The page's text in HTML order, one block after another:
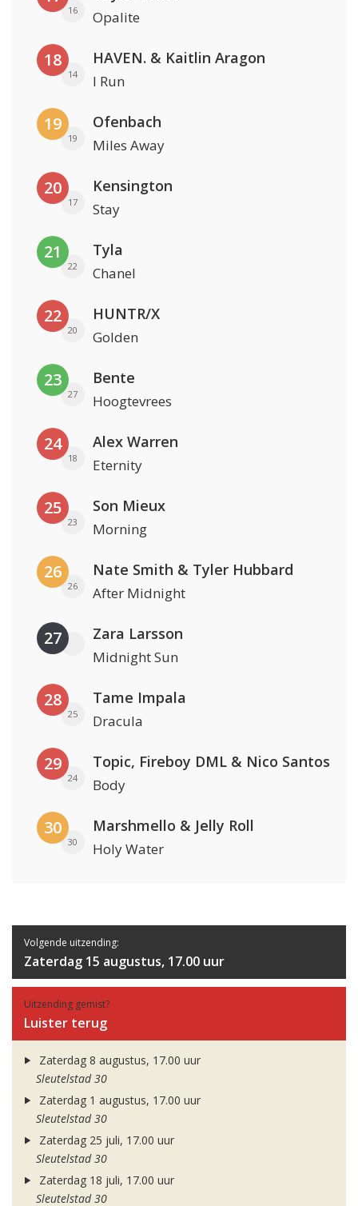
16 Opalite
18
14
HAVEN. & Kaitlin Aragon
I Run
19
19
Ofenbach
Miles Away
20
17
Kensington
Stay
21
22
Tyla
Chanel
22
20
HUNTR/X
Golden
23
27
Bente
Hoogtevrees
24
18
Alex Warren
Eternity
25
23
Son Mieux
Morning
26
26
Nate Smith & Tyler Hubbard
After Midnight
27 Zara Larsson
Midnight Sun
28
25
Tame Impala
Dracula
29
24
Topic, Fireboy DML & Nico Santos
Body
30
30
Marshmello & Jelly Roll
Holy Water
Volgende uitzending:
Zaterdag 15 augustus, 17.00 uur
Uitzending gemist?
Luister terug
Zaterdag 8 augustus, 17.00 uur
Sleutelstad 30
Zaterdag 1 augustus, 17.00 uur
Sleutelstad 30
Zaterdag 25 juli, 17.00 uur
Sleutelstad 30
Zaterdag 18 juli, 17.00 uur
Sleutelstad 30